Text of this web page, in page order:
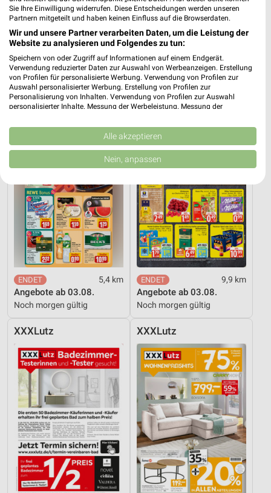
37 km
Wohnen Spezial
Gültig bis Fr. 14.08.
Dieter Knoll
Gültig bis Fr. 14.08.
REWE
5,4 km
Angebote ab 03.08.
Noch morgen gültig
EDEKA
9,9 km
Angebote ab 03.08.
Noch morgen gültig
XXXLutz XXXLutz
Sie Ihre Einwilligung widerrufen. Diese Entscheidungen werden unseren
Partnern mitgeteilt und haben keinen Einfluss auf die Browserdaten.
Wir und unsere Partner verarbeiten Daten, um die Leistung der
Website zu analysieren und Folgendes zu tun:
Speichern von oder Zugriff auf Informationen auf einem Endgerät.
Verwendung reduzierter Daten zur Auswahl von Werbeanzeigen. Erstellung
von Profilen für personalisierte Werbung. Verwendung von Profilen zur
Auswahl personalisierter Werbung. Erstellung von Profilen zur
Personalisierung von Inhalten. Verwendung von Profilen zur Auswahl
personalisierter Inhalte. Messung der Werbeleistung. Messung der
Kombinationen von Daten aus verschiedenen Quellen. Entwicklung und
Verbesserung der Angebote. Verwendung reduzierter Daten zur Auswahl
von Inhalten.
Daten können außerhalb der Europäischen Union weitergegeben und in die
USA gesendet werden.
Website/App.
Partnerliste anzeigen (1 IAB-Anbieter)
Wir nutzen Ihre Daten für folgende Zwecke:
IAB-Verarbeitungszwecke:
Speichern von oder Zugriff auf Informationen
auf einem Endgerät
Verwendung reduzierter Daten zur Auswahl von
Werbeanzeigen
Werbung
Verwendung von Profilen zur Auswahl
personalisierter Werbung
Erstellung von Profilen zur Personalisierung
von Inhalten
Verwendung von Profilen zur Auswahl
personalisierter Inhalte
Messung der Werbeleistung
Messung der Performance von Inhalten
Alle akzeptieren
Nein, anpassen